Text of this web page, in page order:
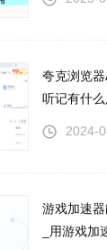
夸克浏览
听记有什么
2024-
游戏加速
_用游戏加